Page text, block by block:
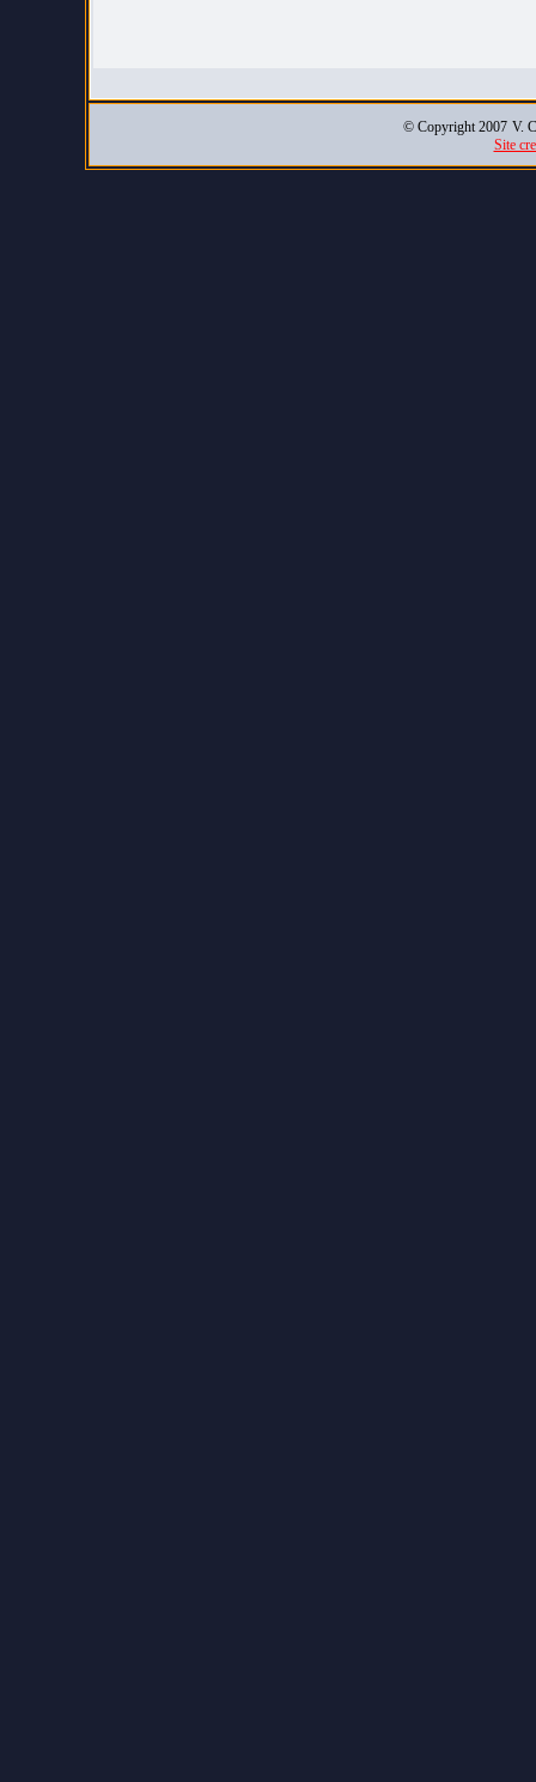
© Copyright 2007 V.
Site